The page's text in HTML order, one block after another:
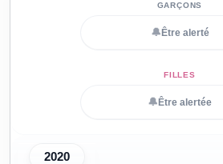
🔔 Être alerté
🔔 Être alertée
2020